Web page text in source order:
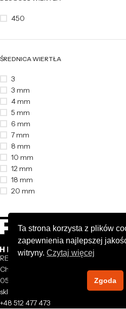
450
ŚREDNICA WIERTŁA
3
3 mm
4 mm
5 mm
6 mm
7 mm
8 mm
10 mm
12 mm
18 mm
20 mm
REXXER sp. z o.o.
Chrzanów Mały 44A
05-825 Grodzisk Mazowiecki
sklep@rexxer.pl
+48 512 477 473
Ta strona korzysta z plików
zapewnienia najlepszej
witryny.Czytaj więcej
Zgoda